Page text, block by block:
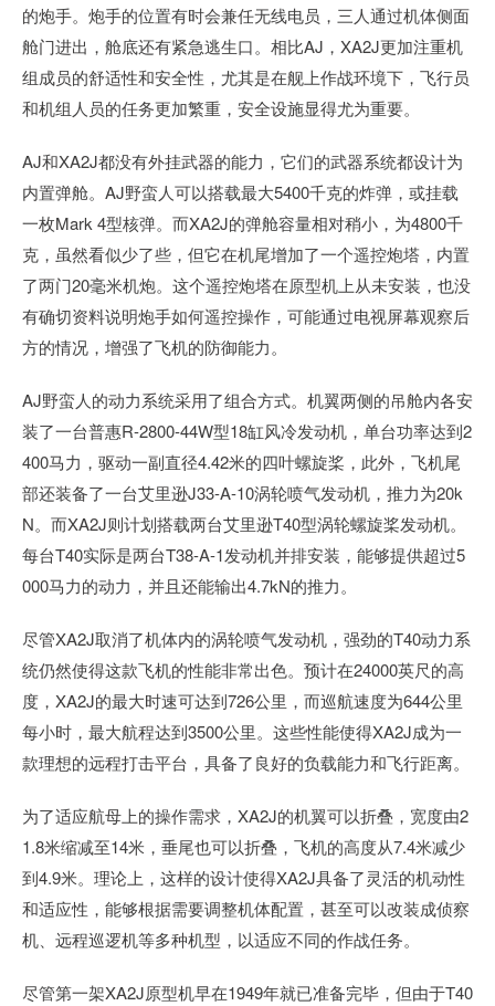
的炮手。炮手的位置有时会兼任无线电员，三人通过机体侧面
舱门进出，舱底还有紧急逃生口。相比AJ，XA2J更加注重机
组成员的舒适性和安全性，尤其是在舰上作战环境下，飞行员
和机组人员的任务更加繁重，安全设施显得尤为重要。
AJ和XA2J都没有外挂武器的能力，它们的武器系统都设计为
内置弹舱。AJ野蛮人可以搭载最大5400千克的炸弹，或挂载
一枚Mark 4型核弹。而XA2J的弹舱容量相对稍小，为4800千
克，虽然看似少了些，但它在机尾增加了一个遥控炮塔，内置
了两门20毫米机炮。这个遥控炮塔在原型机上从未安装，也没
有确切资料说明炮手如何遥控操作，可能通过电视屏幕观察后
方的情况，增强了飞机的防御能力。
AJ野蛮人的动力系统采用了组合方式。机翼两侧的吊舱内各安
装了一台普惠R-2800-44W型18缸风冷发动机，单台功率达到2
400马力，驱动一副直径4.42米的四叶螺旋桨，此外，飞机尾
部还装备了一台艾里逊J33-A-10涡轮喷气发动机，推力为20k
N。而XA2J则计划搭载两台艾里逊T40型涡轮螺旋桨发动机。
每台T40实际是两台T38-A-1发动机并排安装，能够提供超过5
000马力的动力，并且还能输出4.7kN的推力。
尽管XA2J取消了机体内的涡轮喷气发动机，强劲的T40动力系
统仍然使得这款飞机的性能非常出色。预计在24000英尺的高
度，XA2J的最大时速可达到726公里，而巡航速度为644公里
每小时，最大航程达到3500公里。这些性能使得XA2J成为一
款理想的远程打击平台，具备了良好的负载能力和飞行距离。
为了适应航母上的操作需求，XA2J的机翼可以折叠，宽度由2
1.8米缩减至14米，垂尾也可以折叠，飞机的高度从7.4米减少
到4.9米。理论上，这样的设计使得XA2J具备了灵活的机动性
和适应性，能够根据需要调整机体配置，甚至可以改装成侦察
机、远程巡逻机等多种机型，以适应不同的作战任务。
尽管第一架XA2J原型机早在1949年就已准备完毕，但由于T40